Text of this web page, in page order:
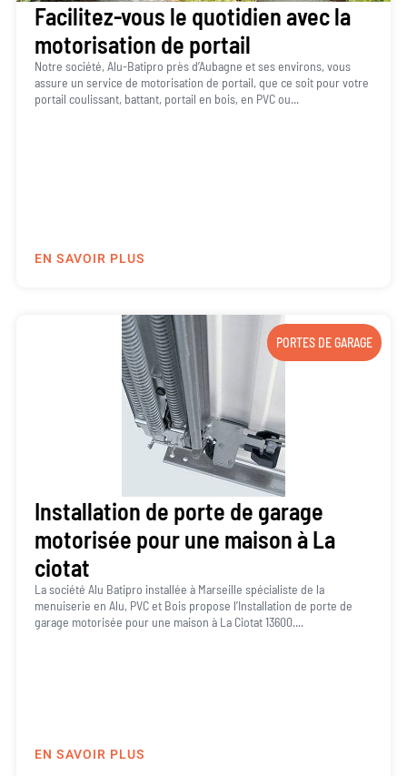
Facilitez-vous le quotidien avec la
motorisation de portail
Notre société, Alu-Batipro près d’Aubagne et ses environs, vous
assure un service de motorisation de portail, que ce soit pour votre
portail coulissant, battant, portail en bois, en PVC ou...
EN SAVOIR PLUS
PORTES DE GARAGE
Installation de porte de garage
motorisée pour une maison à La
ciotat
La société Alu Batipro installée à Marseille spécialiste de la
menuiserie en Alu, PVC et Bois propose l’Installation de porte de
garage motorisée pour une maison à La Ciotat 13600....
EN SAVOIR PLUS